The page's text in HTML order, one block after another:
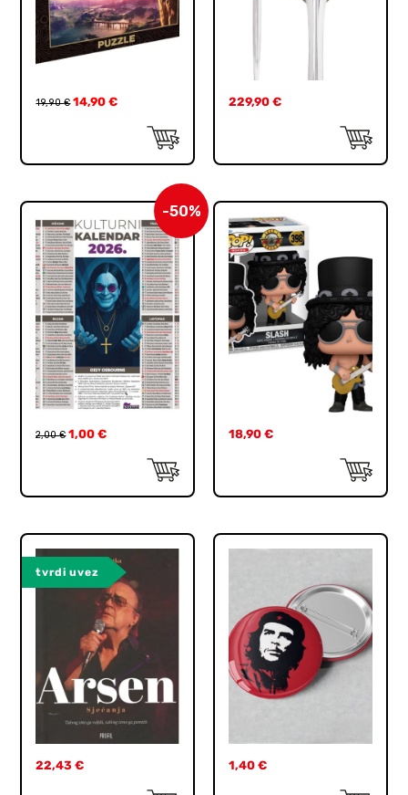
19,90€ 14,90€ 229,90 €
-50%
2,00€ 1,00€ 18,90 €
tvrdi uvez
22,43€ 1,40 €